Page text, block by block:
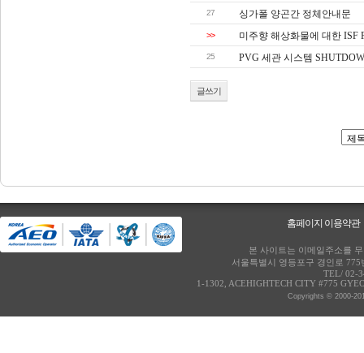
27 싱가폴 양곤간 정체안내문
>> 미주향 해상화물에 대한 ISF
25 PVG 세관 시스템
글쓰기
홈페이지 이용약관
본 사이트는 이메일주소를
서울특별시 영등포구 경인로
TEL/ 02-
1-1302, ACEHIGHTECH CITY #775
Copyrights © 2000-